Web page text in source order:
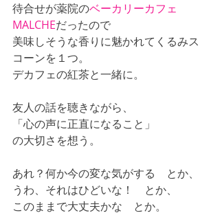
待合せが薬院のベーカリーカフェ
MALCHEだったので
美味しそうな香りに魅かれてくるみス
コーンを１つ。
デカフェの紅茶と一緒に。
友人の話を聴きながら、
「心の声に正直になること」
の大切さを想う。
あれ？何か今の変な気がする　とか、
うわ、それはひどいな！　とか、
このままで大丈夫かな　とか。